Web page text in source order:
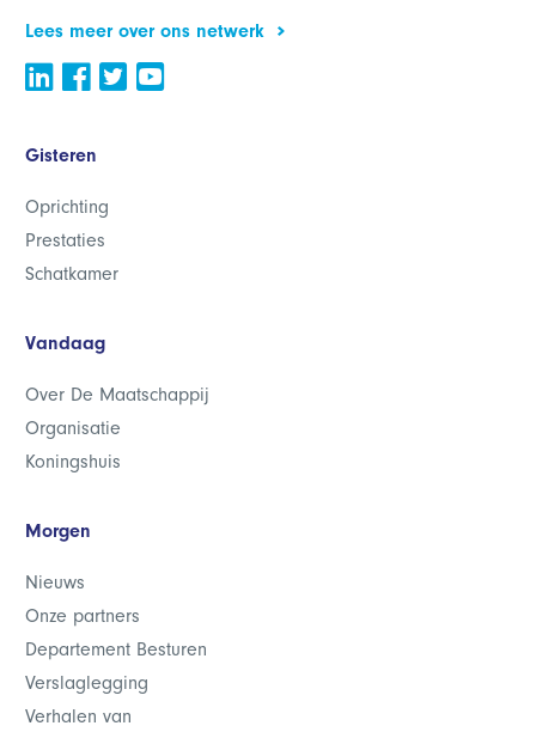
Lees meer over ons netwerk
Gisteren
Oprichting
Prestaties
Schatkamer
Vandaag
Over De Maatschappij
Organisatie
Koningshuis
Morgen
Nieuws
Onze partners
Departement Besturen
Verslaglegging
Verhalen van